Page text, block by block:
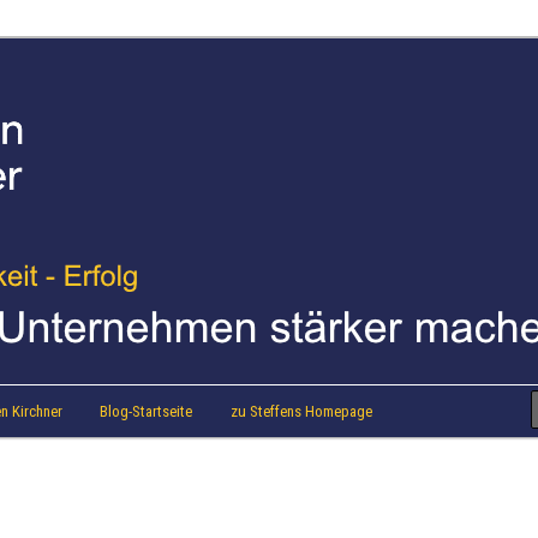
Kirchner Blog-Startseite zu Steffens Homepage